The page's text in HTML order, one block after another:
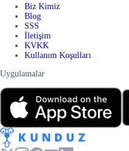
Biz Kimiz
Blog
SSS
İletişim
KVKK
Kullanım Koşulları
Uygulamalar